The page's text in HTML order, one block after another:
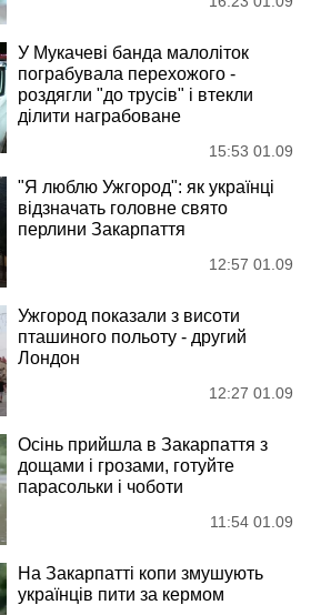
У Мукачеві банда малоліток
пограбувала перехожого -
роздягли "до трусів" і втекли
ділити награбоване
15:53 01.09
"Я люблю Ужгород": як українці
відзначать головне свято
перлини Закарпаття
12:57 01.09
Ужгород показали з висоти
пташиного польоту - другий
Лондон
12:27 01.09
Осінь прийшла в Закарпаття з
дощами і грозами, готуйте
парасольки і чоботи
11:54 01.09
На Закарпатті копи змушують
українців пити за кермом